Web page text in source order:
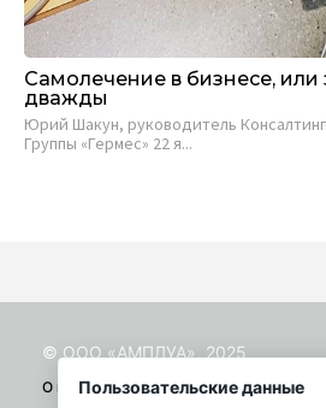
Самолечение в бизнесе, или
дважды
Юрий Шакун, руководитель
Группы «Гермес» 22 я...
Пользовательские данные
© ООО «АМПЛУА», 2025
О проекте